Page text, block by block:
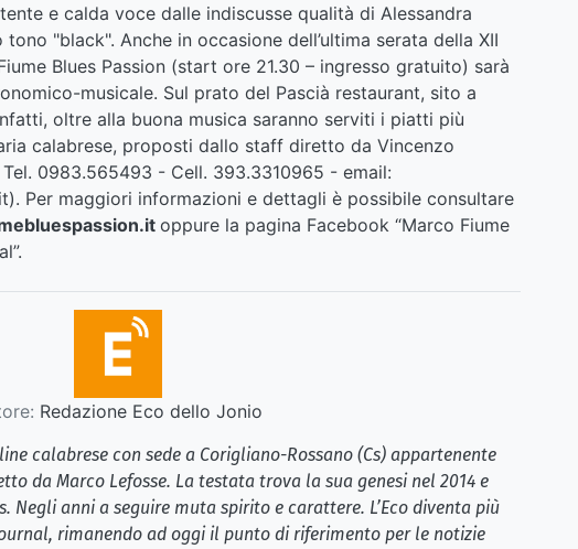
e calda voce dalle indiscusse qualità di Alessandra
"black". Anche in occasione dell’ultima serata della XII
Blues Passion (start ore 21.30 – ingresso gratuito) sarà
musicale. Sul prato del Pascià restaurant, sito a
oltre alla buona musica saranno serviti i piatti più
calabrese, proposti dallo staff diretto da Vincenzo
0983.565493 - Cell. 393.3310965 - email:
Per maggiori informazioni e dettagli è possibile consultare
oppure la pagina Facebook “Marco Fiume
Redazione Eco dello Jonio
calabrese con sede a Corigliano-Rossano (Cs) appartenente
da Marco Lefosse. La testata trova la sua genesi nel 2014 e
Negli anni a seguire muta spirito e carattere. L’Eco diventa più
rimanendo ad oggi il punto di riferimento per le notizie